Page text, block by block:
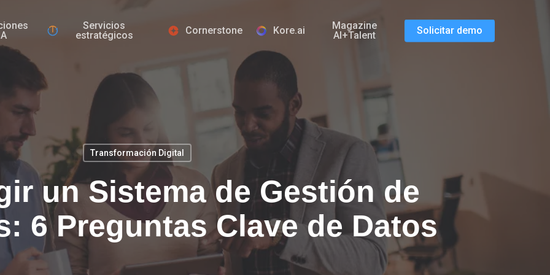
Servicios
estratégicos
Cornerstone Kore.ai
Magazine
AI+Talent
Solicitar demo
Transformación Digital
un Sistema de Gestión de
6 Preguntas Clave de Datos